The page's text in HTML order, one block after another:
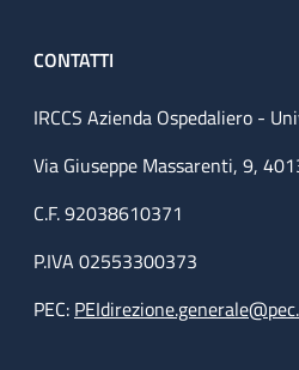
CONTATTI
IRCCS Azienda Ospedaliero -
Via Giuseppe Massarenti, 9,
C.F. 92038610371
P.IVA 02553300373
PEC: